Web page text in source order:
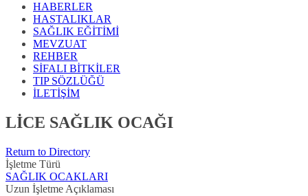
HABERLER
HASTALIKLAR
SAĞLIK EĞİTİMİ
MEVZUAT
REHBER
SİFALI BİTKİLER
TIP SÖZLÜĞÜ
İLETİŞİM
LİCE SAĞLIK OCAĞI
Return to Directory
İşletme Türü
SAĞLIK OCAKLARI
Uzun İşletme Açıklaması